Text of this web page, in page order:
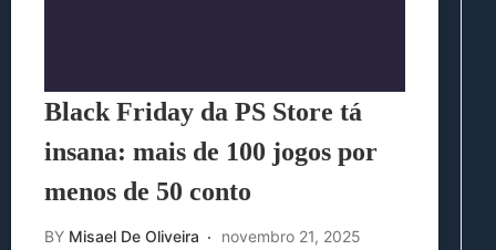
Black Friday da PS Store tá
insana: mais de 100 jogos por
menos de 50 conto
BY Misael De Oliveira novembro 21, 2025